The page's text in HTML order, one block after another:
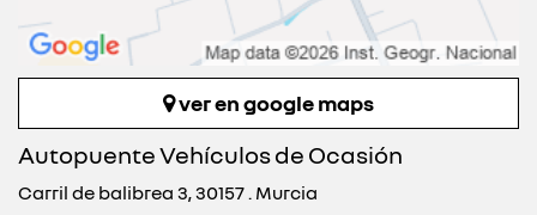
ver en google maps
Autopuente Vehículos de Ocasión
Carril de balibrea 3, 30157 . Murcia